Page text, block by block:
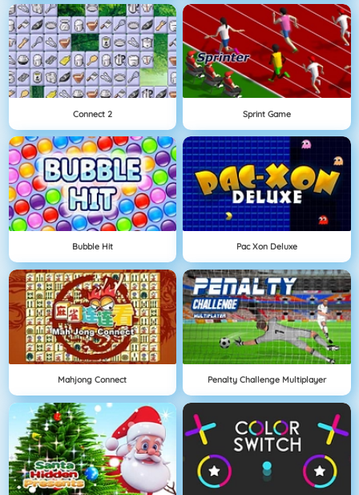
Connect 2 Sprint Game
Bubble Hit Pac Xon Deluxe
Mahjong Connect Penalty Challenge Multiplayer